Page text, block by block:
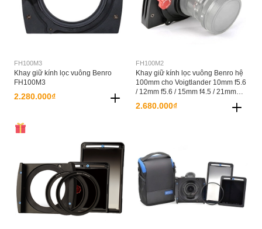
FH100M3
Khay giữ kính lọc vuông Benro
FH100M3
2.280.000₫
FH100M2
Khay giữ kính lọc vuông Benro hệ
100mm cho Voigtlander 10mm f5.6
/ 12mm f5.6 / 15mm f4.5 / 21mm
- FH100M2
2.680.000₫